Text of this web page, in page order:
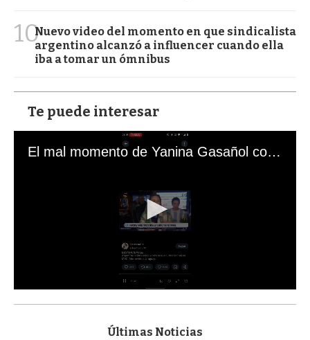
10Nuevo video del momento en que sindicalista
argentino alcanzó a influencer cuando ella
iba a tomar un ómnibus
Te puede interesar
El mal momento de Yanina Gasañol con un hincha argentino en "Subrayado"
s
Últimas Noticias